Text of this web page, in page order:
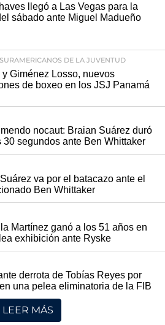
llegó a Las Vegas para la
sábado ante Miguel Madueño
DE LA JUVENTUD
y Giménez Losso, nuevos
de boxeo en los JSJ Panamá
nocaut: Braian Suárez duró
30 segundos ante Ben Whittaker
va por el batacazo ante el
Ben Whittaker
Martínez ganó a los 51 años en
exhibición ante Ryske
derrota de Tobías Reyes por
una pelea eliminatoria de la FIB
LEER MÁS